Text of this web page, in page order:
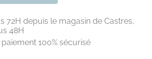
72H depuis le magasin de Castres,
48H
100% sécurisé